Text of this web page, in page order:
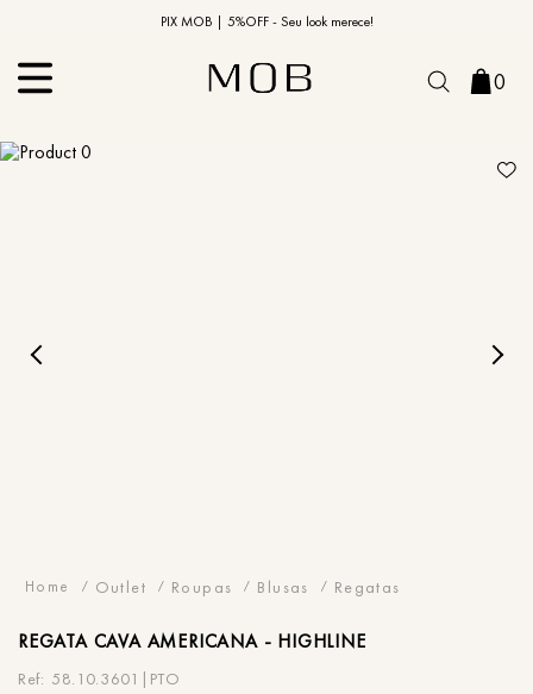
PIX MOB | 5%OFF - Seu look merece!
10% OFF na primeira compra | Cupom: BEMVINDO10*
0
Outlet Roupas Blusas Regatas
REGATA CAVA AMERICANA - HIGHLINE
58.10.3601|PTO